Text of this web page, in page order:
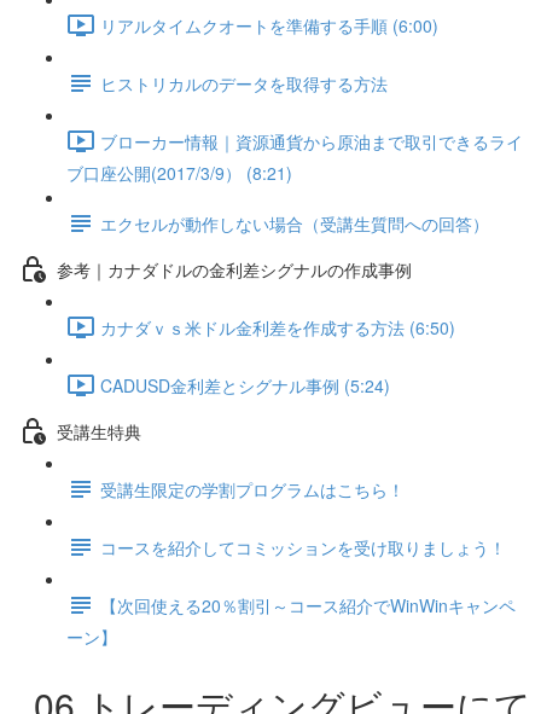
リアルタイムクオートを準備する手順 (6:00)
ヒストリカルのデータを取得する方法
ブローカー情報｜資源通貨から原油まで取引できるライ
ブ口座公開(2017/3/9） (8:21)
エクセルが動作しない場合（受講生質問への回答）
参考｜カナダドルの金利差シグナルの作成事例
カナダｖｓ米ドル金利差を作成する方法 (6:50)
CADUSD金利差とシグナル事例 (5:24)
受講生特典
受講生限定の学割プログラムはこちら！
コースを紹介してコミッションを受け取りましょう！
【次回使える20％割引～コース紹介でWinWinキャンペ
ーン】